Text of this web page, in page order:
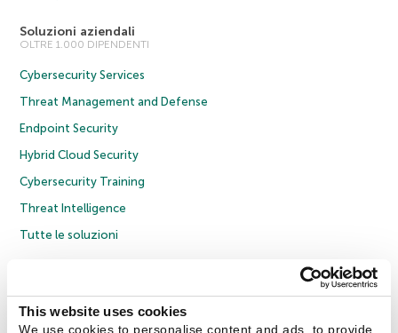
This website uses cookies
We use cookies to personalise content and ads, to provide
Soluzioni aziendali
OLTRE 1.000 DIPENDENTI
Cybersecurity Services
Threat Management and Defense
Endpoint Security
Hybrid Cloud Security
Cybersecurity Training
Threat Intelligence
Tutte le soluzioni
Informativa sulla privacy
Policy anticorruzione
Contratto di licenza B2C
Cookies